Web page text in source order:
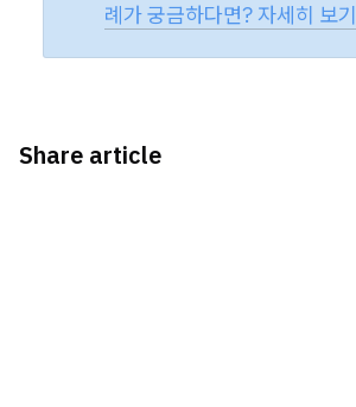
례가 궁금하다면? 자세히 보기
Share article